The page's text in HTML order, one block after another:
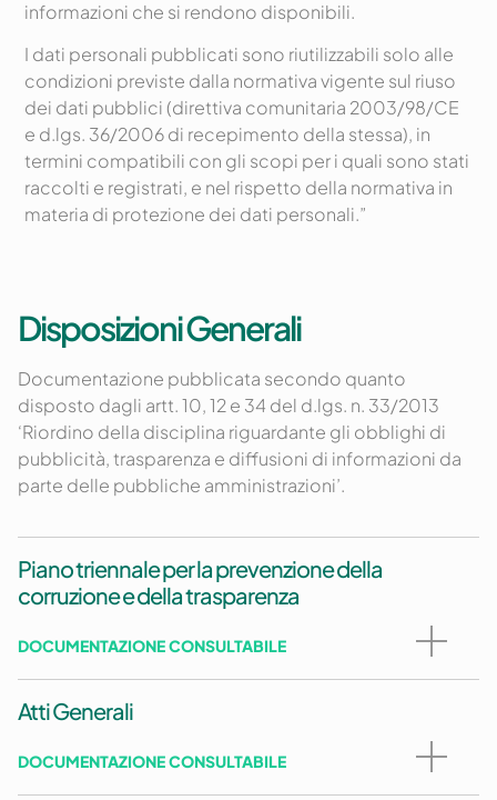
informazioni che si rendono disponibili.
I dati personali pubblicati sono riutilizzabili solo alle
condizioni previste dalla normativa vigente sul riuso
dei dati pubblici (direttiva comunitaria 2003/98/CE
e d.lgs. 36/2006 di recepimento della stessa), in
termini compatibili con gli scopi per i quali sono stati
raccolti e registrati, e nel rispetto della normativa in
materia di protezione dei dati personali.”
Disposizioni Generali
Documentazione pubblicata secondo quanto
disposto dagli artt. 10, 12 e 34 del d.lgs. n. 33/2013
‘Riordino della disciplina riguardante gli obblighi di
pubblicità, trasparenza e diffusioni di informazioni da
parte delle pubbliche amministrazioni’.
Piano triennale per la prevenzione della
corruzione e della trasparenza
DOCUMENTAZIONE CONSULTABILE
Atti Generali
DOCUMENTAZIONE CONSULTABILE